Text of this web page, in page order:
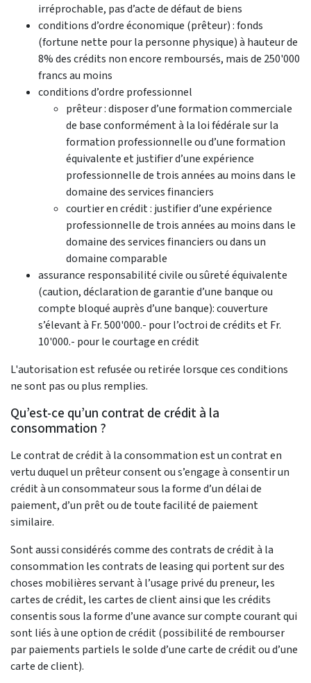
irréprochable, pas d’acte de défaut de biens
conditions d’ordre économique (prêteur) : fonds
(fortune nette pour la personne physique) à hauteur de
8% des crédits non encore remboursés, mais de 250'000
francs au moins
conditions d’ordre professionnel
prêteur : disposer d’une formation commerciale
de base conformément à la loi fédérale sur la
formation professionnelle ou d’une formation
équivalente et justifier d’une expérience
professionnelle de trois années au moins dans le
domaine des services financiers
courtier en crédit : justifier d’une expérience
professionnelle de trois années au moins dans le
domaine des services financiers ou dans un
domaine comparable
assurance responsabilité civile ou sûreté équivalente
(caution, déclaration de garantie d’une banque ou
compte bloqué auprès d’une banque): couverture
s’élevant à Fr. 500'000.- pour l’octroi de crédits et Fr.
10'000.- pour le courtage en crédit
L'autorisation est refusée ou retirée lorsque ces conditions
ne sont pas ou plus remplies.
Qu’est-ce qu’un contrat de crédit à la
consommation ?
Le contrat de crédit à la consommation est un contrat en
vertu duquel un prêteur consent ou s’engage à consentir un
crédit à un consommateur sous la forme d’un délai de
paiement, d’un prêt ou de toute facilité de paiement
similaire.
Sont aussi considérés comme des contrats de crédit à la
consommation les contrats de leasing qui portent sur des
choses mobilières servant à l’usage privé du preneur, les
cartes de crédit, les cartes de client ainsi que les crédits
consentis sous la forme d’une avance sur compte courant qui
sont liés à une option de crédit (possibilité de rembourser
par paiements partiels le solde d’une carte de crédit ou d’une
carte de client).